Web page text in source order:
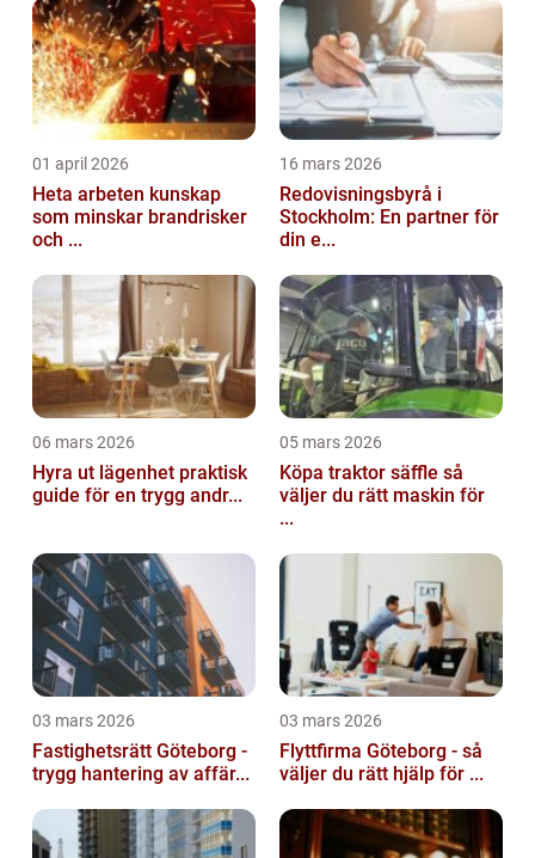
01 april 2026
Heta arbeten kunskap
som minskar brandrisker
och ...
16 mars 2026
Redovisningsbyrå i
Stockholm: En partner för
din e...
06 mars 2026
Hyra ut lägenhet praktisk
guide för en trygg andr...
05 mars 2026
Köpa traktor säffle så
väljer du rätt maskin för
...
03 mars 2026
Fastighetsrätt Göteborg -
trygg hantering av affär...
03 mars 2026
Flyttfirma Göteborg - så
väljer du rätt hjälp för ...